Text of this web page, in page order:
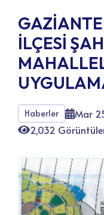
İLÇESİ
Haberler Mar
2,032